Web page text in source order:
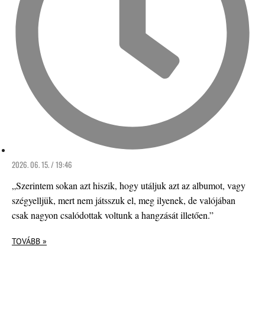
2026. 06. 15. / 19:46
„Szerintem sokan azt hiszik, hogy utáljuk azt az albumot, vagy
szégyelljük, mert nem játsszuk el, meg ilyenek, de valójában
csak nagyon csalódottak voltunk a hangzását illetően.”
TOVÁBB »